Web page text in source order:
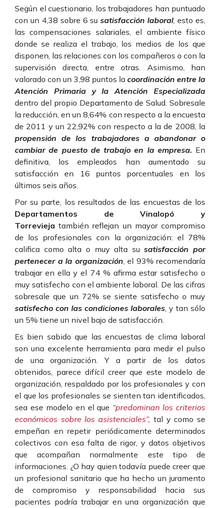
Según el cuestionario, los trabajadores han puntuado
con un 4,38 sobre 6 susatisfacción laboral, esto es,
las compensaciones salariales, el ambiente físico
donde se realiza el trabajo, los medios de los que
disponen, las relaciones con los compañeros o con la
supervisión directa, entre otras. Asimismo, han
valorado con un 3,98 puntos la coordinación entre la
Atención Primaria y la Atención Especializada
dentro del propio Departamento de Salud. Sobresale
la reducción, en un 8,64% con respecto a la encuesta
de 2011 y un 22,92% con respecto a la de 2008, la
propensión de los trabajadores a abandonar o
cambiar de puesto de trabajo en la empresa. En
definitiva, los empleados han aumentado su
satisfacción en 16 puntos porcentuales en los
últimos seis años.
Por su parte, los resultados de las encuestas de los
Departamentos de Vinalopó y
Torreviejatambién reflejan un mayor compromiso
de los profesionales con la organización: el 78%
califica como alta o muy alta susatisfacción por
pertenecer a la organización , el 93% recomendaría
trabajar en ella y el 74 % afirma estar satisfecho o
muy satisfecho con el ambiente laboral. De las cifras
sobresale que un 72% se siente satisfecho o muy
satisfecho con las condiciones laborales , y tan sólo
un 5% tiene un nivel bajo de satisfacción.
Es bien sabido que las encuestas de clima laboral
son una excelente herramienta para medir el pulso
de una organización. Y a partir de los datos
obtenidos, parece difícil creer que este modelo de
organización, respaldado por los profesionales y con
el que los profesionales se sienten tan identificados,
sea ese modelo en el que “predominan los criterios
económicos sobre los asistenciales”, tal y como se
empeñan en repetir periódicamente determinados
colectivos con esa falta de rigor, y datos objetivos
que acompañan normalmente este tipo de
informaciones. ¿O hay quien todavía puede creer que
un profesional sanitario que ha hecho un juramento
de compromiso y responsabilidad hacia sus
pacientes podría trabajar en una organización que